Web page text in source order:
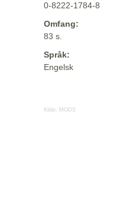
0-8222-1784-8
Omfang:
83 s.
Språk:
Engelsk
Kilde: MODS